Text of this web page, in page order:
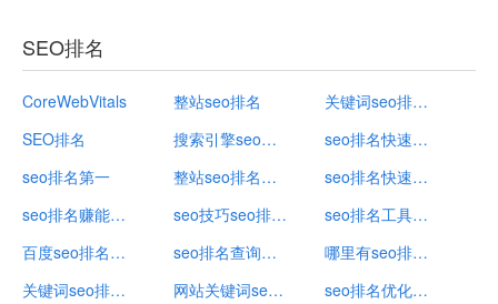
SEO排名
CoreWebVitals
SEO排名
seo排名第一
seo排名赚能赚钱吗
百度seo排名公司
关键词seo排名优化软件
整站seo排名
搜索引擎seo排名软件
整站seo排名关键词有哪些
seo技巧seo排名优化
seo排名查询工具
网站关键词seo排名优化
关键词seo排名优化软件
seo排名快速优化什么意思
seo排名快速优化的方法是
seo排名工具给您好的建议下载官网
哪里有seo排名优化公司
seo排名优化软件有用吗